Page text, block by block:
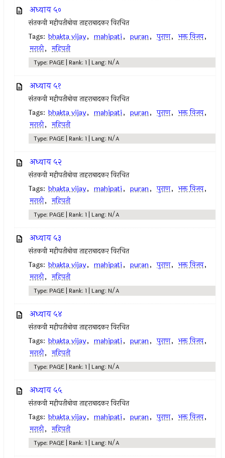
अध्याय ५०
संतकवी महीपतीबोवा ताहराबादकर विरचित
Tags: bhakta vijay, mahipati, puran, पुराण, भक्त विजय,
मराठी, महिपती
Type: PAGE | Rank: 1 | Lang: N/A
अध्याय ५१
संतकवी महीपतीबोवा ताहराबादकर विरचित
Tags: bhakta vijay, mahipati, puran, पुराण, भक्त विजय,
मराठी, महिपती
Type: PAGE | Rank: 1 | Lang: N/A
अध्याय ५२
संतकवी महीपतीबोवा ताहराबादकर विरचित
Tags: bhakta vijay, mahipati, puran, पुराण, भक्त विजय,
मराठी, महिपती
Type: PAGE | Rank: 1 | Lang: N/A
अध्याय ५३
संतकवी महीपतीबोवा ताहराबादकर विरचित
Tags: bhakta vijay, mahipati, puran, पुराण, भक्त विजय,
मराठी, महिपती
Type: PAGE | Rank: 1 | Lang: N/A
अध्याय ५४
संतकवी महीपतीबोवा ताहराबादकर विरचित
Tags: bhakta vijay, mahipati, puran, पुराण, भक्त विजय,
मराठी, महिपती
Type: PAGE | Rank: 1 | Lang: N/A
अध्याय ५५
संतकवी महीपतीबोवा ताहराबादकर विरचित
Tags: bhakta vijay, mahipati, puran, पुराण, भक्त विजय,
मराठी, महिपती
Type: PAGE | Rank: 1 | Lang: N/A